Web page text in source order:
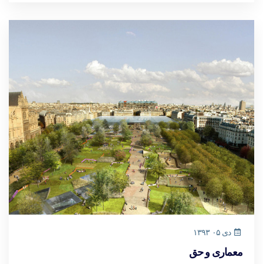
دی ۰۵ ۱۳۹۳
معماری و حق